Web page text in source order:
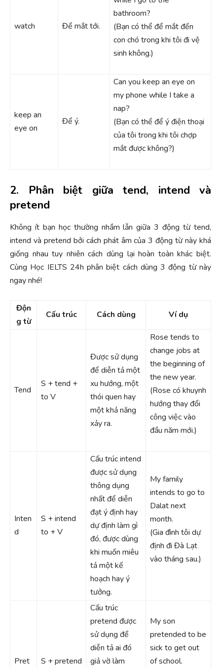
watch Để mắt tới.
bathroom?
(Bạn có thể để mắt đến
con chó trong khi tôi đi vệ
sinh không.)
keep an
eye on
Để ý.
Can you keep an eye on
my phone while I take a
nap?
(Bạn có thể để ý điện thoại
của tôi trong khi tôi chợp
mắt được không?)
2. Phân biệt giữa tend, intend và
pretend
Không ít bạn học thường nhầm lẫn giữa 3 động từ tend,
intend và pretend bởi cách phát âm của 3 động từ này khá
giống nhau tuy nhiên cách dùng lại hoàn toàn khác biệt.
Cùng Học IELTS 24h phân biệt cách dùng 3 động từ này
ngay nhé!
Độn
g từ
Cấu trúc Cách dùng Ví dụ
Tend
S + tend +
to V
Được sử dụng
để diễn tả một
xu hướng, một
thói quen hay
một khả năng
xảy ra.
Rose tends to
change jobs at
the beginning of
the new year.
(Rose có khuynh
hướng thay đổi
công việc vào
đầu năm mới.)
Inten
d
S + intend
to + V
Cấu trúc intend
được sử dụng
thông dụng
nhất để diễn
đạt ý định hay
dự định làm gì
đó, được dùng
khi muốn miêu
tả một kế
hoạch hay ý
tưởng.
My family
intends to go to
Dalat next
month.
(Gia đình tôi dự
định đi Đà Lạt
vào tháng sau.)
Pret
S + pretend
Cấu trúc
pretend được
sử dụng để
diễn tả ai đó
giả vờ làm
My son
pretended to be
sick to get out
of school.